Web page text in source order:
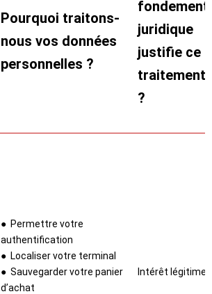
Pourquoi traitons-
nous vos données
personnelles ?
fondement
juridique
justifie ce
traitement
?
● Permettre votre
authentification
● Localiser votre terminal
● Sauvegarder votre panier
d’achat
Intérêt légitime